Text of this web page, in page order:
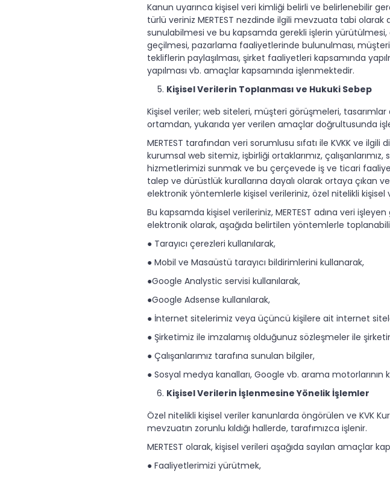
Kanun uyarınca kişisel veri kimliği belirli ve belirlenebilir
türlü veriniz MERTEST nezdinde ilgili mevzuata tabi
sunulabilmesi ve bu kapsamda gerekli işlerin yürütülmesi,
geçilmesi, pazarlama faaliyetlerinde bulunulması,
tekliflerin paylaşılması, şirket faaliyetleri kapsamında
yapılması vb. amaçlar kapsamında işlenmektedir.
Kişisel Verilerin Toplanması ve Hukuki Sebep
Kişisel veriler; web siteleri, müşteri görüşmeleri,
ortamdan, yukarıda yer verilen amaçlar doğrultusunda
MERTEST tarafından veri sorumlusu sıfatı ile KVKK ve
kurumsal web sitemiz, işbirliği ortaklarımız,
hizmetlerimizi sunmak ve bu çerçevede iş ve ticari
talep ve dürüstlük kurallarına dayalı olarak ortaya çıkan
elektronik yöntemlerle kişisel verileriniz, özel nitelikli
Bu kapsamda kişisel verileriniz, MERTEST adına veri
elektronik olarak, aşağıda belirtilen yöntemlerle
● Tarayıcı çerezleri kullanılarak,
● Mobil ve Masaüstü tarayıcı bildirimlerini kullanarak,
●Google Analystic servisi kullanılarak,
●Google Adsense kullanılarak,
● İnternet sitelerimiz veya üçüncü kişilere ait internet
● Şirketimiz ile imzalamış olduğunuz sözleşmeler ile
● Çalışanlarımız tarafına sunulan bilgiler,
● Sosyal medya kanalları, Google vb. arama motorlarının
Kişisel Verilerin İşlenmesine Yönelik İşlemler
Özel nitelikli kişisel veriler kanunlarda öngörülen ve KVK
mevzuatın zorunlu kıldığı hallerde, tarafımızca işlenir.
MERTEST olarak, kişisel verileri aşağıda sayılan amaçlar
● Faaliyetlerimizi yürütmek,